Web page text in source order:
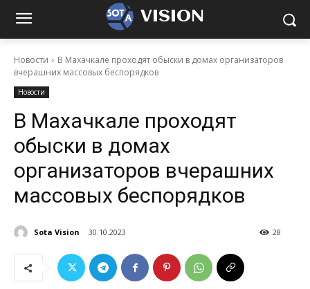
VISION
Новости
В Махачкале проходят обыски в домах организаторов
вчерашних массовых беспорядков
Новости
В Махачкале проходят
обыски в домах
организаторов вчерашних
массовых беспорядков
Sota Vision 30.10.2023 28